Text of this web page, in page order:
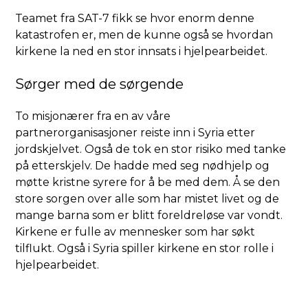
Teamet fra SAT-7 fikk se hvor enorm denne
katastrofen er, men de kunne også se hvordan
kirkene la ned en stor innsats i hjelpearbeidet.
Sørger med de sørgende
To misjonærer fra en av våre
partnerorganisasjoner reiste inn i Syria etter
jordskjelvet. Også de tok en stor risiko med tanke
på etterskjelv. De hadde med seg nødhjelp og
møtte kristne syrere for å be med dem. Å se den
store sorgen over alle som har mistet livet og de
mange barna som er blitt foreldreløse var vondt.
Kirkene er fulle av mennesker som har søkt
tilflukt. Også i Syria spiller kirkene en stor rolle i
hjelpearbeidet.